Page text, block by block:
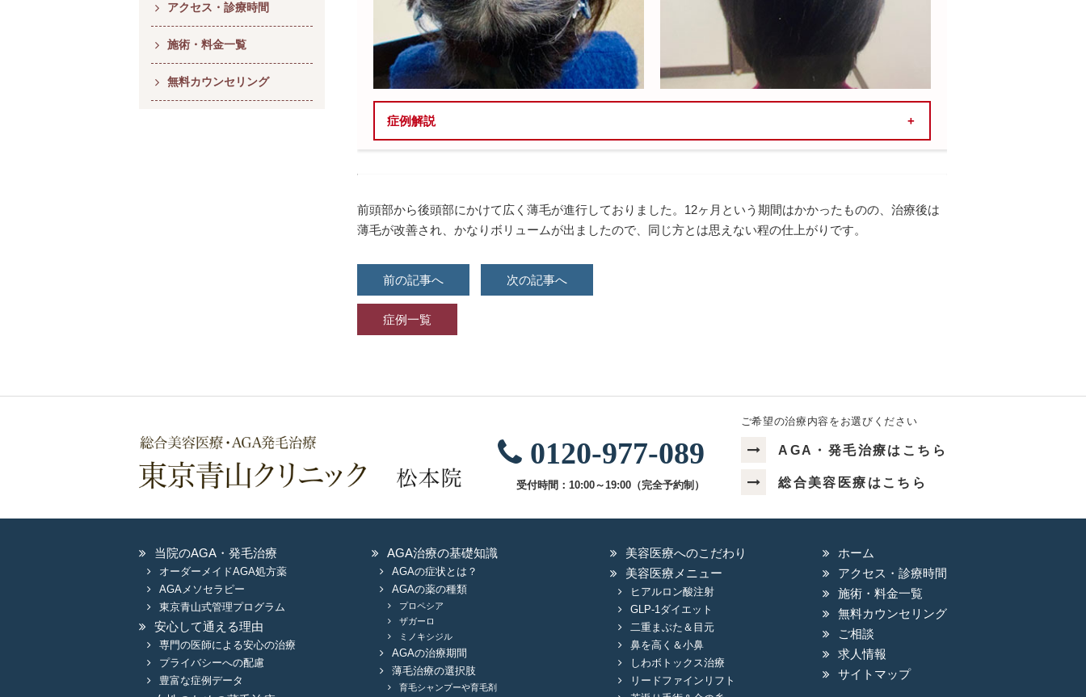
症例解説
レディース発毛コース
育毛メソセラピー
治療方法
レディース発毛コース：内服薬治療
育毛メソセラピー：ローラー状の器具で薬剤を注入する治療
育毛メソセラピーは施術によって痛み、赤み、微細な出血が生じることがあります。 治療薬には
動悸、一時的な血圧低下、初期脱毛、体毛の増加 等 が生じることがまれにあります。副作用に
ついては医師が詳しく説明させていただきますので、ご心配な点がありましたらお気軽にお聞き
治療費用
育毛メソセラピー：77,000円/回
前頭部から後頭部にかけて広く薄毛が進行しておりました。12ヶ月という期間はかかったものの、治療後は
薄毛が改善され、かなりボリュームが出ましたので、同じ方とは思えない程の仕上がりです。
前の記事へ 次の記事へ
症例一覧
アクセス・診療時間
施術・料金一覧
無料カウンセリング
0120-977-089
受付時間：10:00～19:00（完全予約制）
ご希望の治療内容をお選びください
AGA・発毛治療はこちら
総合美容医療はこちら
当院のAGA・発毛治療
オーダーメイドAGA処方薬
AGAメソセラピー
東京青山式管理プログラム
安心して通える理由
専門の医師による安心の治療
プライバシーへの配慮
豊富な症例データ
AGA治療の基礎知識
AGAの症状とは？
AGAの薬の種類
プロペシア
ザガーロ
ミノキシジル
AGAの治療期間
薄毛治療の選択肢
育毛シャンプーや育毛剤
美容医療へのこだわり
美容医療メニュー
ヒアルロン酸注射
GLP-1ダイエット
二重まぶた＆目元
鼻を高く＆小鼻
しわボトックス治療
リードファインリフト
ホーム
アクセス・診療時間
施術・料金一覧
無料カウンセリング
ご相談
求人情報
サイトマップ